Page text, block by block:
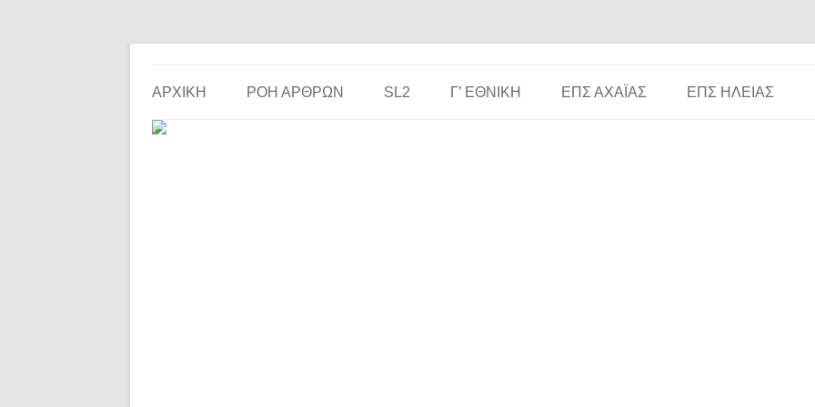
ΑΡΧΙΚΗ ΡΟΗ ΑΡΘΡΩΝ SL2 Γ’ ΕΘΝΙΚΉ ΕΠΣ ΑΧΑΪ́ΑΣ ΕΠΣ ΗΛΕΊΑΣ